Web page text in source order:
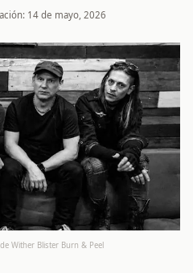
14 de mayo, 2026
Wither Blister Burn & Peel